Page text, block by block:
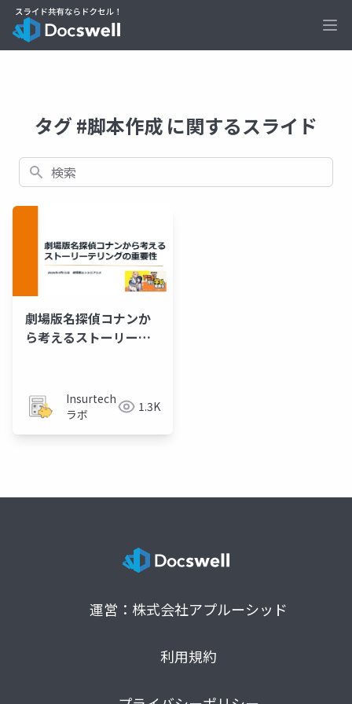
タグ #脚本作成 に関するスライド
検索
劇場版名探偵コナンか
ら考えるストーリーテ
Insurtech
ラボ
1.3K
運営：株式会社アプルーシッド
利用規約